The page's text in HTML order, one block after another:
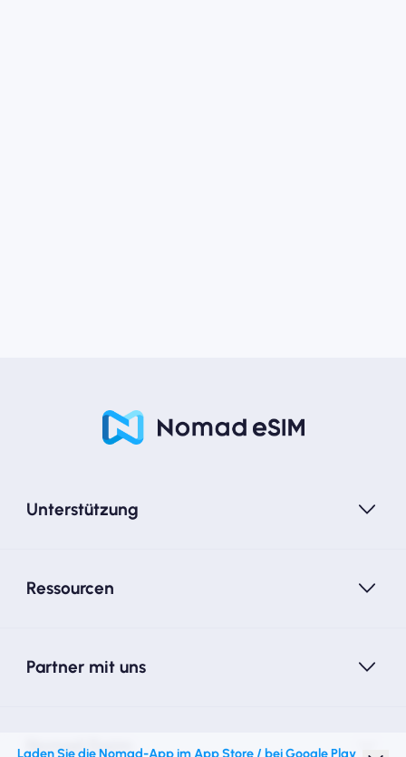
Unterstützung
Ressourcen
Partner mit uns
Nomad Essim
Laden Sie die Nomad-App im App Store / bei Google Play